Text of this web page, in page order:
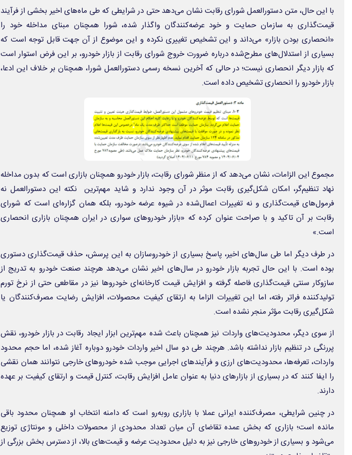
با این حال، متن دستورالعمل شورای رقابت نشان می‌دهد حتی در شرایطی که طی ماه‌های اخیر بخشی از فرآیند
قیمت‌گذاری به سازمان حمایت و خود عرضه‌کنندگان واگذار شده، شورا همچنان مبنای مداخله خود را
«انحصاری بودن بازار» می‌داند و این تشخیص تغییری نکرده و این موضوع از آن جهت قابل توجه است که
بسیاری از استدلال‌های مطرح‌شده درباره ضرورت خروج شورای رقابت از بازار خودرو، بر این فرض استوار است
که بازار دیگر انحصاری نیست؛ در حالی که آخرین نسخه رسمی دستورالعمل شورا، همچنان بر خلاف این ادعا،
بازار خودرو را انحصاری تشخیص داده است.
مجموع این الزامات، نشان می‌دهد که از منظر شورای رقابت، بازار خودرو همچنان بازاری است که بدون مداخله
نهاد تنظیم‌گر، امکان شکل‌گیری رقابت موثر در آن وجود ندارد و شاید مهم‌ترین نکته این دستورالعمل نه
فرمول‌های قیمت‌گذاری و نه تغییرات اعمال‌شده در شیوه عرضه خودرو، بلکه همان گزاره‌ای است که شورای
رقابت بر آن تاکید و با صراحت عنوان کرده که «بازار خودروهای سواری در ایران همچنان بازاری انحصاری
است.»
در طرف دیگر اما طی سال‌های اخیر، پاسخ بسیاری از خودروسازان به این پرسش، حذف قیمت‌گذاری دستوری
بوده است. با این حال تجربه بازار خودرو در سال‌های اخیر نشان می‌دهد هرچند صنعت خودرو به تدریج از
سازوکار سنتی قیمت‌گذاری فاصله گرفته و افزایش قیمت کارخانه‌ای خودروها نیز در مقاطعی حتی از نرخ تورم
تولیدکننده فراتر رفته، اما این تغییرات الزاما به ارتقای کیفیت محصولات، افزایش رضایت مصرف‌کنندگان یا
شکل‌گیری رقابت مؤثر منجر نشده است.
از سوی دیگر، محدودیت‌های واردات نیز همچنان باعث شده مهم‌ترین ابزار ایجاد رقابت در بازار خودرو، نقش
پررنگی در تنظیم بازار نداشته باشد. هرچند طی دو سال اخیر واردات خودرو دوباره آغاز شده، اما حجم محدود
واردات، تعرفه‌ها، محدودیت‌های ارزی و فرآیندهای اجرایی موجب شده خودروهای خارجی نتوانند همان نقشی
را ایفا کنند که در بسیاری از بازارهای دنیا به عنوان عامل افزایش رقابت، کنترل قیمت و ارتقای کیفیت بر عهده
دارند.
در چنین شرایطی، مصرف‌کننده ایرانی عملا با بازاری روبه‌رو است که دامنه انتخاب او همچنان محدود باقی
مانده است؛ بازاری که بخش عمده تقاضای آن میان تعداد محدودی از محصولات داخلی و مونتاژی توزیع
می‌شود و بسیاری از خودروهای خارجی نیز به دلیل محدودیت عرضه و قیمت‌های بالا، از دسترس بخش بزرگی از